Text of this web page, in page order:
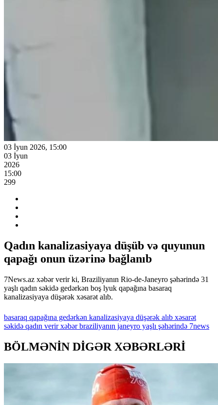
03 İyun 2026, 15:00
03 İyun
2026
15:00
299
Qadın kanalizasiyaya düşüb və quyunun
qapağı onun üzərinə bağlanıb
7News.az xəbər verir ki, Braziliyanın Rio-de-Janeyro şəhərində 31
yaşlı qadın səkidə gedərkən boş lyuk qapağına basaraq
kanalizasiyaya düşərək xəsarət alıb.
basaraq qapağına gedərkən kanalizasiyaya düşərək alıb xəsarət
səkidə qadın verirxəbərbraziliyanın janeyro yaşlı şəhərində 7news
BÖLMƏNİN DİGƏR XƏBƏRLƏRİ